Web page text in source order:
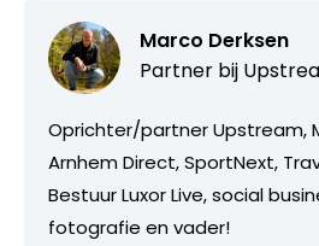
Marco Derksen
Partner bij
Oprichter/partner Upstream,
Arnhem Direct, SportNext,
Bestuur Luxor Live, social
fotografie en vader!